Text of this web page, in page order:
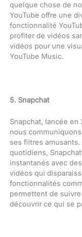
quelque chose de
YouTube offre une
fonctionnalité
profiter de vidéos
vidéos pour une
YouTube Music.
5. Snapchat
Snapchat, lancée en
nous
ses filtres
quotidiens,
instantanés avec
vidéos qui
fonctionnalités
permettent de
découvrir ce qui se